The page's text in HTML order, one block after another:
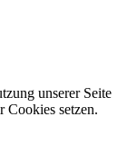
unserer Seite
Cookies setzen.